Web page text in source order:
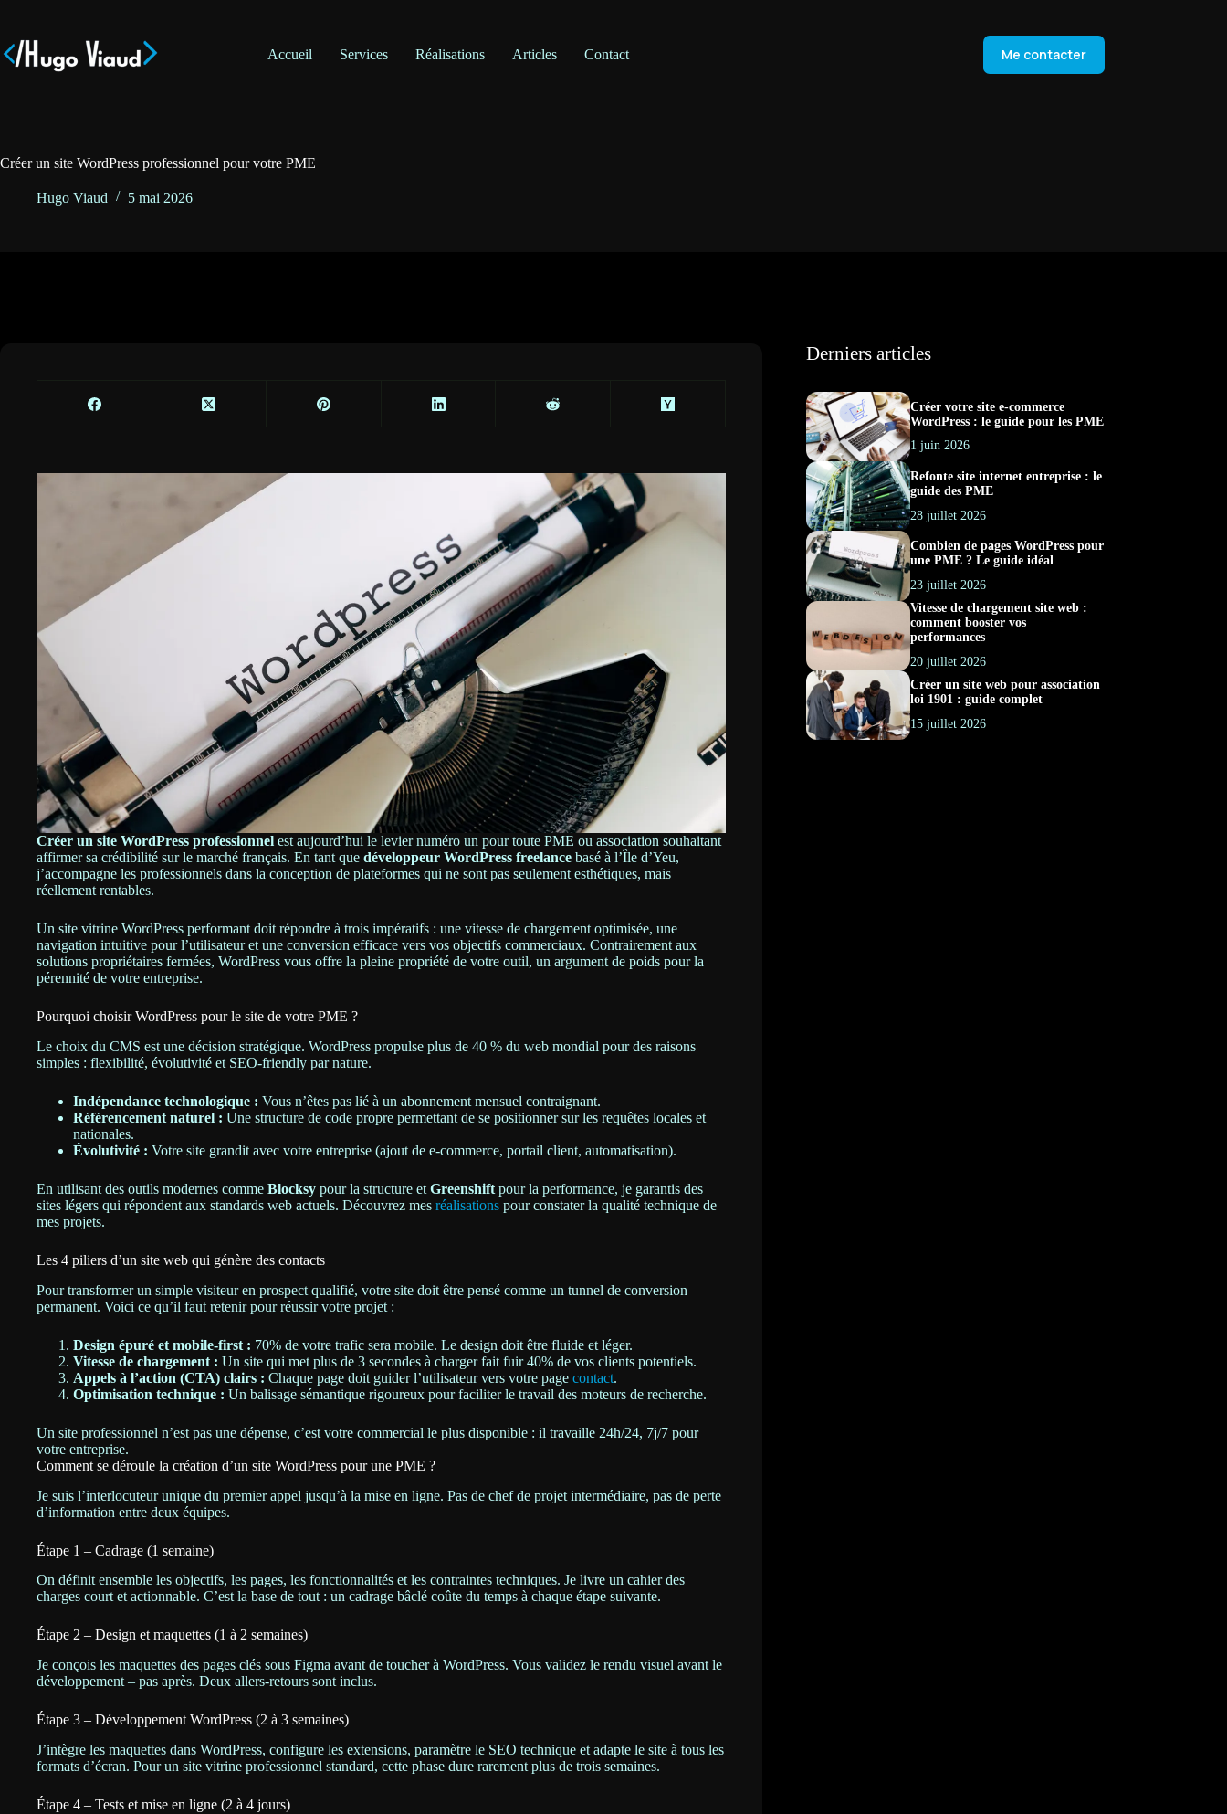
contenu
Accueil
Services Réalisations Articles Contact Me contacter
Créer un site WordPress professionnel pour votre PME
Hugo Viaud 5 mai 2026
Créer un site WordPress professionnel est aujourd’hui le levier numéro un pour toute PME ou association souhaitant
affirmer sa crédibilité sur le marché français. En tant que développeur WordPress freelance basé à l’Île d’Yeu,
j’accompagne les professionnels dans la conception de plateformes qui ne sont pas seulement esthétiques, mais
réellement rentables.
Un site vitrine WordPress performant doit répondre à trois impératifs : une vitesse de chargement optimisée, une
navigation intuitive pour l’utilisateur et une conversion efficace vers vos objectifs commerciaux. Contrairement aux
solutions propriétaires fermées, WordPress vous offre la pleine propriété de votre outil, un argument de poids pour la
pérennité de votre entreprise.
Pourquoi choisir WordPress pour le site de votre PME ?
Le choix du CMS est une décision stratégique. WordPress propulse plus de 40 % du web mondial pour des raisons
simples : flexibilité, évolutivité et SEO-friendly par nature.
Indépendance technologique : Vous n’êtes pas lié à un abonnement mensuel contraignant.
Référencement naturel : Une structure de code propre permettant de se positionner sur les requêtes locales et
nationales.
Évolutivité : Votre site grandit avec votre entreprise (ajout de e-commerce, portail client, automatisation).
En utilisant des outils modernes comme Blocksy pour la structure et Greenshift pour la performance, je garantis des
sites légers qui répondent aux standards web actuels. Découvrez mes réalisations pour constater la qualité technique de
mes projets.
Les 4 piliers d’un site web qui génère des contacts
Pour transformer un simple visiteur en prospect qualifié, votre site doit être pensé comme un tunnel de conversion
permanent. Voici ce qu’il faut retenir pour réussir votre projet :
Design épuré et mobile-first : 70% de votre trafic sera mobile. Le design doit être fluide et léger.
Vitesse de chargement : Un site qui met plus de 3 secondes à charger fait fuir 40% de vos clients potentiels.
Appels à l’action (CTA) clairs : Chaque page doit guider l’utilisateur vers votre page contact.
Optimisation technique : Un balisage sémantique rigoureux pour faciliter le travail des moteurs de recherche.
Un site professionnel n’est pas une dépense, c’est votre commercial le plus disponible : il travaille 24h/24, 7j/7 pour
votre entreprise.
Comment se déroule la création d’un site WordPress pour une PME ?
Je suis l’interlocuteur unique du premier appel jusqu’à la mise en ligne. Pas de chef de projet intermédiaire, pas de perte
d’information entre deux équipes.
Étape 1 – Cadrage (1 semaine)
On définit ensemble les objectifs, les pages, les fonctionnalités et les contraintes techniques. Je livre un cahier des
charges court et actionnable. C’est la base de tout : un cadrage bâclé coûte du temps à chaque étape suivante.
Étape 2 – Design et maquettes (1 à 2 semaines)
Je conçois les maquettes des pages clés sous Figma avant de toucher à WordPress. Vous validez le rendu visuel avant le
développement – pas après. Deux allers-retours sont inclus.
Étape 3 – Développement WordPress (2 à 3 semaines)
J’intègre les maquettes dans WordPress, configure les extensions, paramètre le SEO technique et adapte le site à tous les
formats d’écran. Pour un site vitrine professionnel standard, cette phase dure rarement plus de trois semaines.
Étape 4 – Tests et mise en ligne (2 à 4 jours)
Derniers articles
Créer votre site e-commerce
WordPress : le guide pour les PME
1 juin 2026
Refonte site internet entreprise : le
guide des PME
28 juillet 2026
Combien de pages WordPress pour
une PME ? Le guide idéal
23 juillet 2026
Vitesse de chargement site web :
comment booster vos
performances
20 juillet 2026
Créer un site web pour association
loi 1901 : guide complet
15 juillet 2026